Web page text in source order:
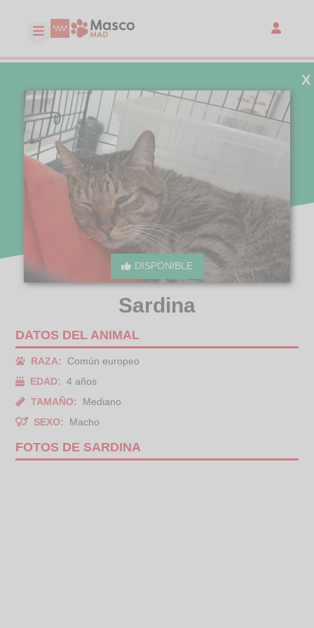
DISPONIBLE
X
Sardina
DATOS DEL ANIMAL
RAZA:
Común europeo
EDAD:
4 años
TAMAÑO:
Mediano
SEXO:
Macho
FOTOS DE SARDINA